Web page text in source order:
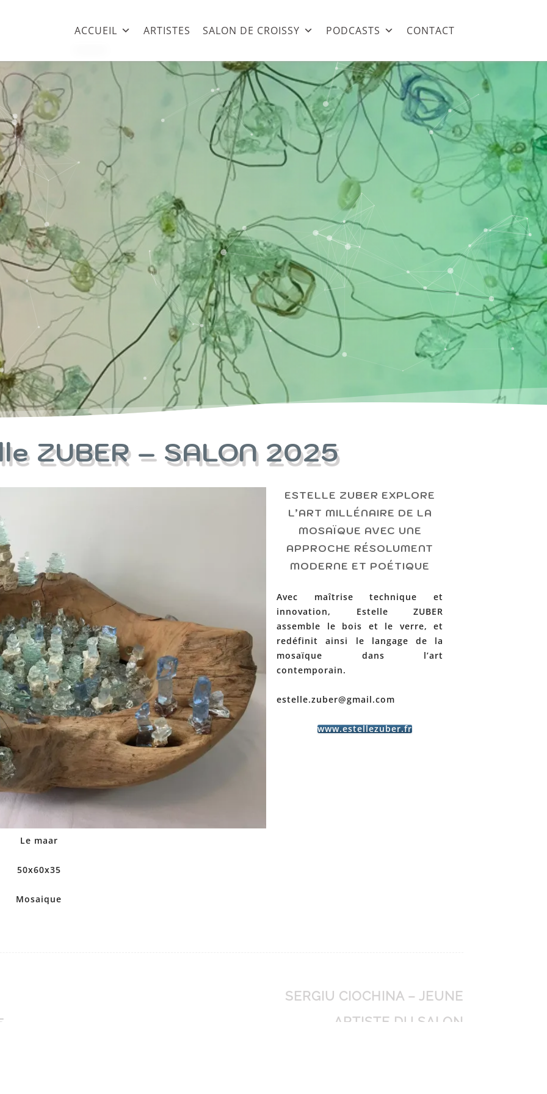
ACCUEIL ARTISTES SALON DE CROISSY PODCASTS CONTACT
ZUBER – SALON 2025
Le maar
50x60x35
Mosaique
ESTELLE ZUBER EXPLORE
L’ART MILLÉNAIRE DE LA
MOSAÏQUE AVEC UNE
APPROCHE RÉSOLUMENT
MODERNE ET POÉTIQUE
Avec maîtrise technique et
innovation, Estelle ZUBER
assemble le bois et le verre, et
redéfinit ainsi le langage de la
mosaïque dans l’art
contemporain.
estelle.zuber@gmail.com
www.estellezuber.fr
SERGIU CIOCHINA – JEUNE
ARTISTE DU SALON